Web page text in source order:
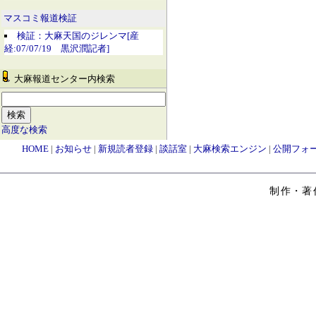
マスコミ報道検証
検証：大麻天国のジレンマ[産
経:07/07/19 黒沢潤記者]
大麻報道センター内検索
高度な検索
HOME | お知らせ | 新規読者登録 | 談話室 | 大麻検索エンジン | 公開フォ
制作・